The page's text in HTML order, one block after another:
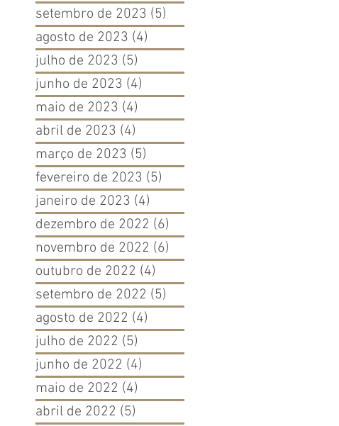
setembro de 2023 (5)
agosto de 2023 (4)
julho de 2023 (5)
junho de 2023 (4)
maio de 2023 (4)
abril de 2023 (4)
março de 2023 (5)
fevereiro de 2023 (5)
janeiro de 2023 (4)
dezembro de 2022 (6)
novembro de 2022 (6)
outubro de 2022 (4)
setembro de 2022 (5)
agosto de 2022 (4)
julho de 2022 (5)
junho de 2022 (4)
maio de 2022 (4)
abril de 2022 (5)